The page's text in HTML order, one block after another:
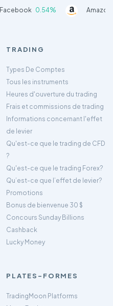
Facebook 0.54%
TRADING
Types De Comptes
Tous les instruments
Heures d'ouverture du trading
Frais et commissions de trading
Informations concernant l'effet
de levier
Qu'est-ce que le trading de CFD
?
Qu'est-ce que le trading Forex?
Qu’est-ce que l’effet de levier?
Promotions
Bonus de bienvenue 30 $
Concours Sunday Billions
Cashback
Lucky Money
PLATES-FORMES
TradingMoon Platforms